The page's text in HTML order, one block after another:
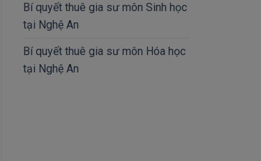
Bí quyết thuê gia sư môn Sinh học
tại Nghệ An
Bí quyết thuê gia sư môn Hóa học
tại Nghệ An